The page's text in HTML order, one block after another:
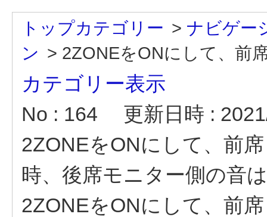
トップカテゴリー > ナビゲー
ン > 2ZONEをONにして、前
カテゴリー表示
No : 164
更新日時 :
2ZONEをONにして、前
時、後席モニター側の音
2ZONEをONにして、前